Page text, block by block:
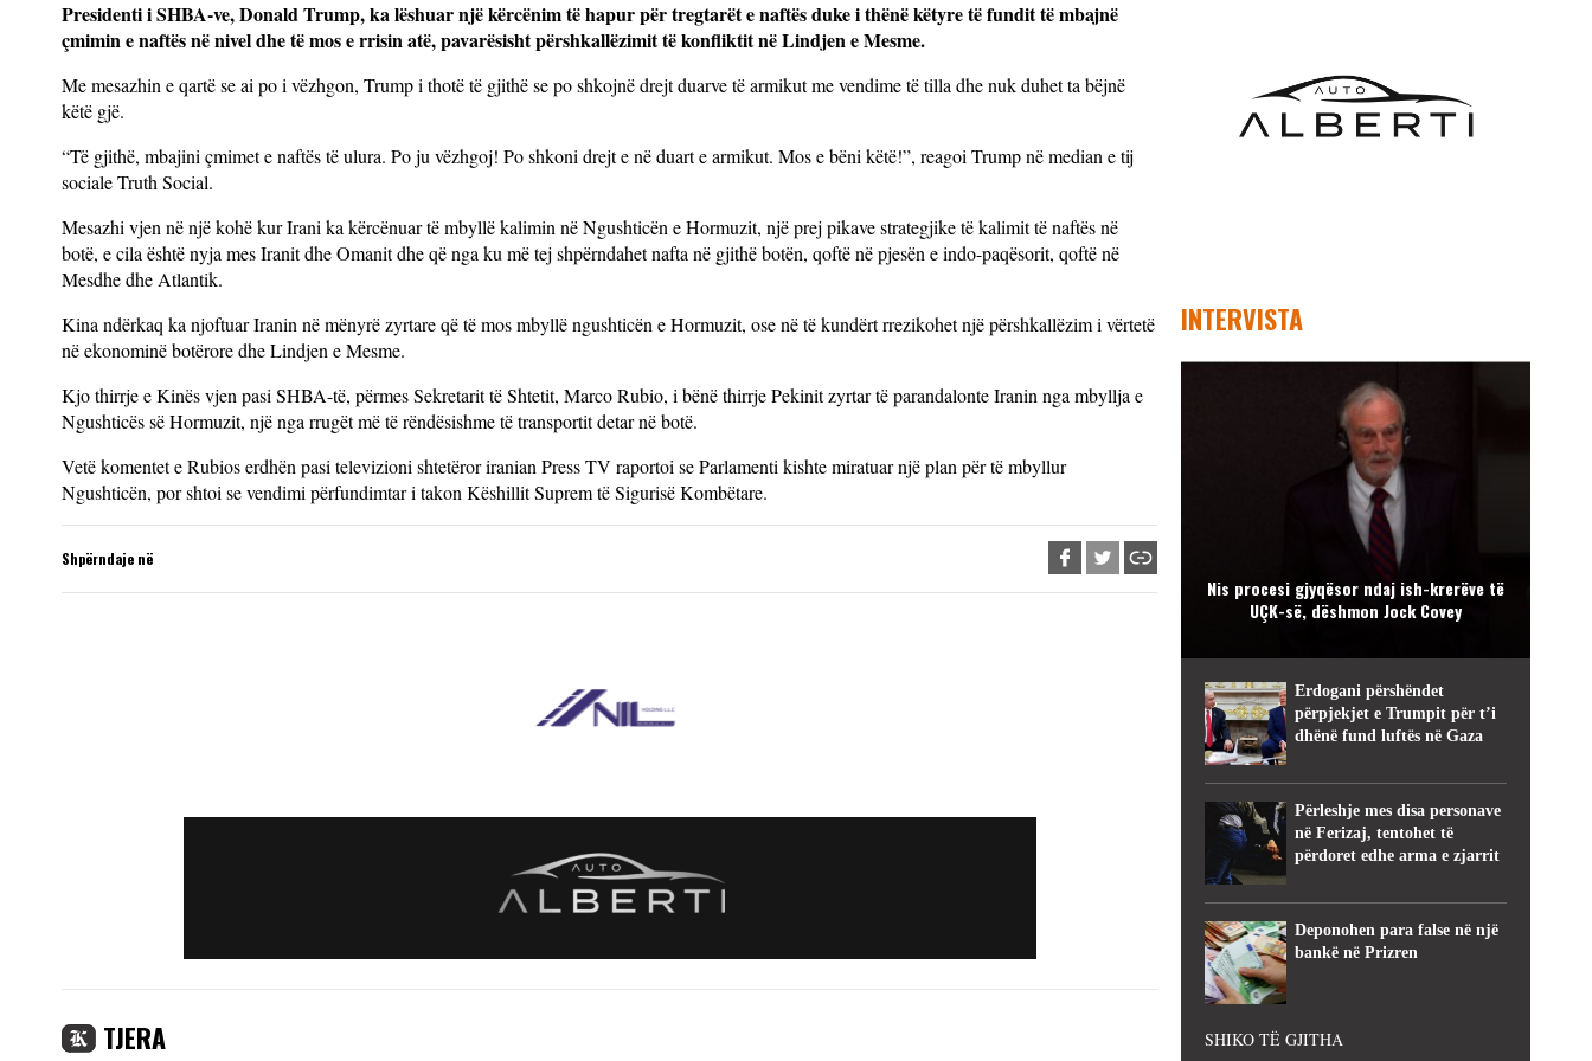
Presidenti i SHBA-ve, Donald Trump, ka lëshuar një kërcënim të hapur për tregtarët e naftës duke i thënë këtyre të fundit të mbajnë
çmimin e naftës në nivel dhe të mos e rrisin atë, pavarësisht përshkallëzimit të konfliktit në Lindjen e Mesme.
Me mesazhin e qartë se ai po i vëzhgon, Trump i thotë të gjithë se po shkojnë drejt duarve të armikut me vendime të tilla dhe nuk duhet ta bëjnë
këtë gjë.
“Të gjithë, mbajini çmimet e naftës të ulura. Po ju vëzhgoj! Po shkoni drejt e në duart e armikut. Mos e bëni këtë!”, reagoi Trump në median e tij
sociale Truth Social.
Mesazhi vjen në një kohë kur Irani ka kërcënuar të mbyllë kalimin në Ngushticën e Hormuzit, një prej pikave strategjike të kalimit të naftës në
botë, e cila është nyja mes Iranit dhe Omanit dhe që nga ku më tej shpërndahet nafta në gjithë botën, qoftë në pjesën e indo-paqësorit, qoftë në
Mesdhe dhe Atlantik.
Kina ndërkaq ka njoftuar Iranin në mënyrë zyrtare që të mos mbyllë ngushticën e Hormuzit, ose në të kundërt rrezikohet një përshkallëzim i vërtetë
në ekonominë botërore dhe Lindjen e Mesme.
Kjo thirrje e Kinës vjen pasi SHBA-të, përmes Sekretarit të Shtetit, Marco Rubio, i bënë thirrje Pekinit zyrtar të parandalonte Iranin nga mbyllja e
Ngushticës së Hormuzit, një nga rrugët më të rëndësishme të transportit detar në botë.
Vetë komentet e Rubios erdhën pasi televizioni shtetëror iranian Press TV raportoi se Parlamenti kishte miratuar një plan për të mbyllur
Ngushticën, por shtoi se vendimi përfundimtar i takon Këshillit Suprem të Sigurisë Kombëtare.
Shpërndaje në
TJERA
INTERVISTA
Nis procesi gjyqësor ndaj ish-krerëve të
UÇK-së, dëshmon Jock Covey
Erdogani përshëndet
përpjekjet e Trumpit për t’i
dhënë fund luftës në Gaza
Përleshje mes disa personave
në Ferizaj, tentohet të
përdoret edhe arma e zjarrit
Deponohen para false në një
bankë në Prizren
SHIKO TË GJITHA